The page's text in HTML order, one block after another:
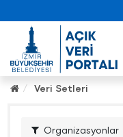
Veri Setleri
Organizasyonlar